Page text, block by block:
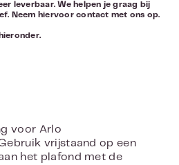
leverbaar. We helpen je graag bij
Neem hiervoorcontact met ons op.
voor Arlo
vrijstaand op een
het plafond met de